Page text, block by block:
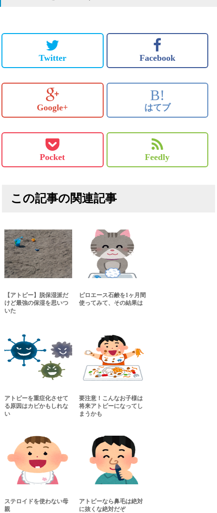
Twitter Facebook
Google+
B!
はてブ
Pocket Feedly
この記事の関連記事
【アトピー】脱保湿派だ
けど最強の保湿を思いつ
いた
ピロエース石鹸を1ヶ月間
使ってみて、その結果は
アトピーを重症化させて
る原因はカビかもしれな
い
要注意！こんなお子様は
将来アトピーになってし
まうかも
ステロイドを使わない母
親
アトピーなら鼻毛は絶対
に抜くな絶対だぞ